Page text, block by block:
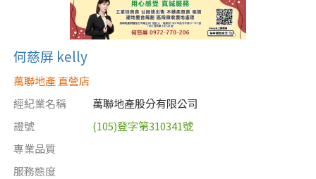
何慈屏 kelly
萬聯地產 直營店
經紀業名稱
萬聯地產股分有限公司
證號
(105)登字第310341號
專業品質
服務態度